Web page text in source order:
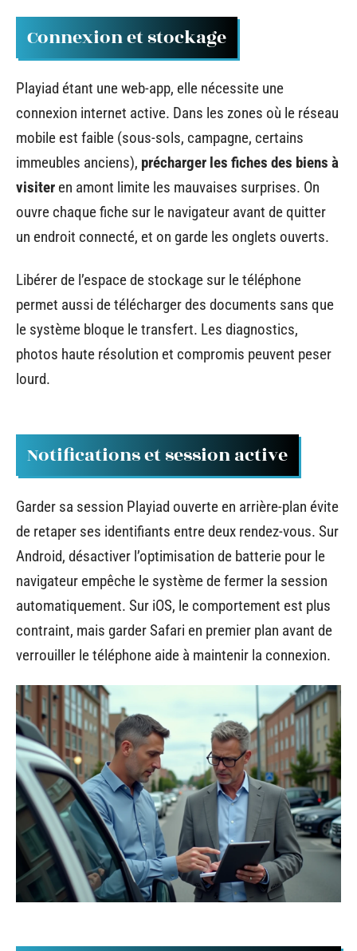
Connexion et stockage
Playiad étant une web-app, elle nécessite une
connexion internet active. Dans les zones où le réseau
mobile est faible (sous-sols, campagne, certains
immeubles anciens), précharger les fiches des biens à
visiter en amont limite les mauvaises surprises. On
ouvre chaque fiche sur le navigateur avant de quitter
un endroit connecté, et on garde les onglets ouverts.
Libérer de l’espace de stockage sur le téléphone
permet aussi de télécharger des documents sans que
le système bloque le transfert. Les diagnostics,
photos haute résolution et compromis peuvent peser
lourd.
Notifications et session active
Garder sa session Playiad ouverte en arrière-plan évite
de retaper ses identifiants entre deux rendez-vous. Sur
Android, désactiver l’optimisation de batterie pour le
navigateur empêche le système de fermer la session
automatiquement. Sur iOS, le comportement est plus
contraint, mais garder Safari en premier plan avant de
verrouiller le téléphone aide à maintenir la connexion.